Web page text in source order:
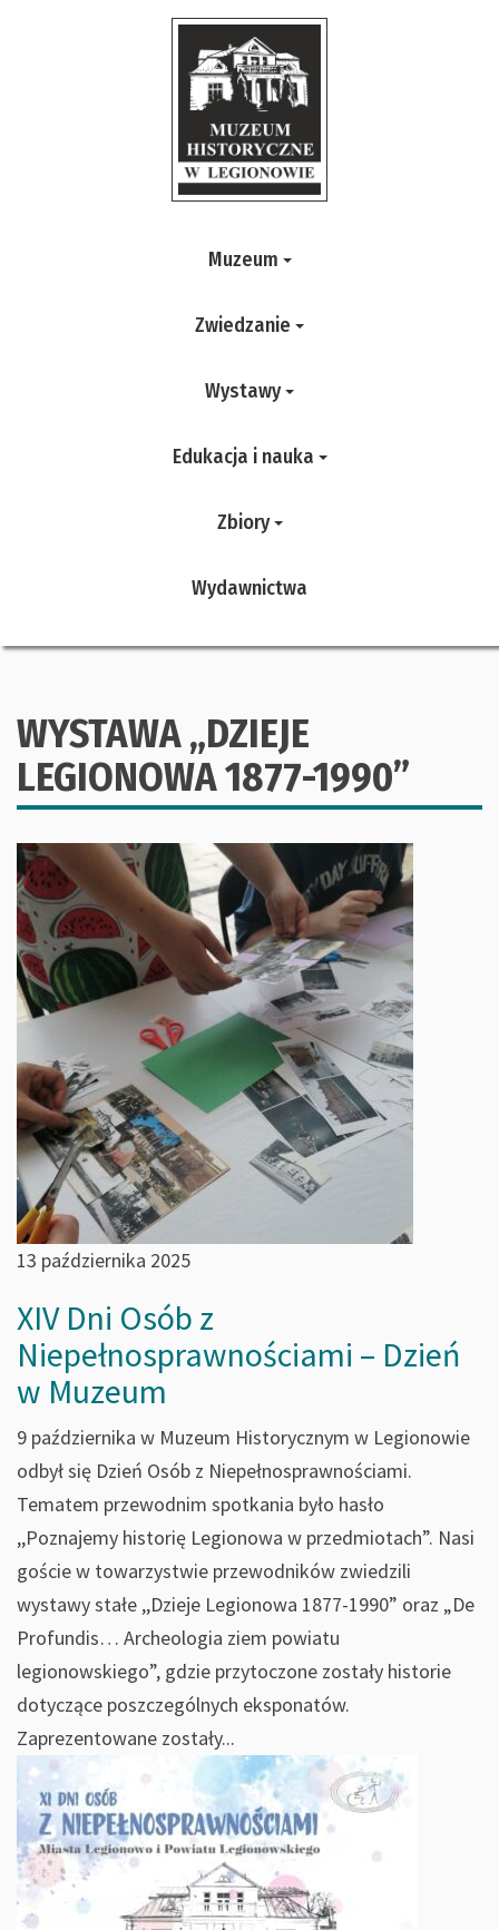
Muzeum
Zwiedzanie
Wystawy
Edukacja i nauka
Zbiory
Wydawnictwa
WYSTAWA „DZIEJE
LEGIONOWA 1877-1990”
13 października 2025
XIV Dni Osób z
Niepełnosprawnościami – Dzień
w Muzeum
9 października w Muzeum Historycznym w Legionowie
odbył się Dzień Osób z Niepełnosprawnościami.
Tematem przewodnim spotkania było hasło
,,Poznajemy historię Legionowa w przedmiotach”. Nasi
goście w towarzystwie przewodników zwiedzili
wystawy stałe ,,Dzieje Legionowa 1877-1990” oraz „De
Profundis… Archeologia ziem powiatu
legionowskiego”, gdzie przytoczone zostały historie
dotyczące poszczególnych eksponatów.
Zaprezentowane zostały...